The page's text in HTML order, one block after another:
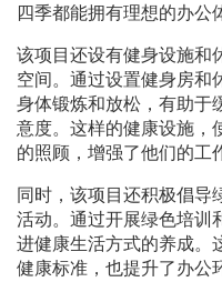
四季都能拥有理想的办公
该项目还设有健身设施和
空间。通过设置健身房和
身体锻炼和放松，有助于
意度。这样的健康设施，
的照顾，增强了他们的工
同时，该项目还积极倡导
活动。通过开展绿色培训
进健康生活方式的养成。
健康标准，也提升了办公